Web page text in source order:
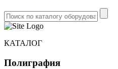
КАТАЛОГ
Полиграфия